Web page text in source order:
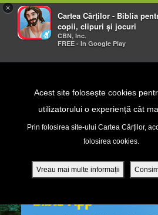
×
Cartea Cărților - Biblia
copii, clipuri și jocuri
CBN, Inc.
FREE - In Google Play
Acest site folosește cookies
utilizatorului o experiență cât
Prin folosirea site-ului Cartea Cărților,
folosirea cookies.
Vreau mai multe informații